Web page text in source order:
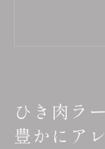
ひき肉
み合わせ
ひき肉
ひき肉ラ
豊かにア